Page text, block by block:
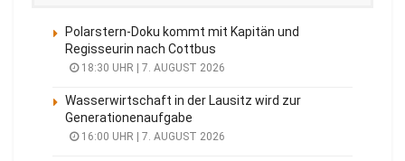
Polarstern-Doku kommt mit Kapitän und
Regisseurin nach Cottbus
18:30 UHR | 7. AUGUST 2026
Wasserwirtschaft in der Lausitz wird zur
Generationenaufgabe
16:00 UHR | 7. AUGUST 2026